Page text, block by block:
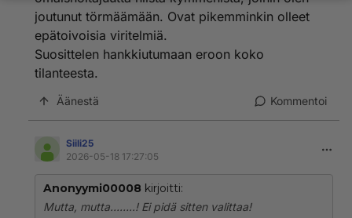
vaiheessa jo kun toinen vielä pärjää?
joutunut törmäämään. Ovat pikemminkin olleet
epätoivoisia viritelmiä.
Suosittelen hankkiutumaan eroon koko
tilanteesta.
Äänestä Kommentoi
Siili25
2026-05-18 17:27:05
Anonyymi00008 kirjoitti:
Mutta, mutta……..! Ei pidä sitten valittaa!